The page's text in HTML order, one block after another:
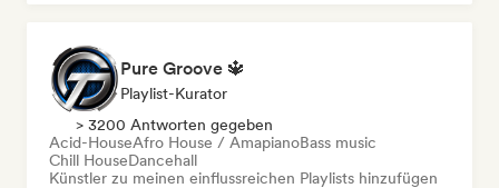
Pure Groove 🔱
Playlist-Kurator
> 3200 Antworten gegeben
Acid-HouseAfro House / AmapianoBass music
Chill HouseDancehall
Künstler zu meinen einflussreichen Playlists hinzufügen